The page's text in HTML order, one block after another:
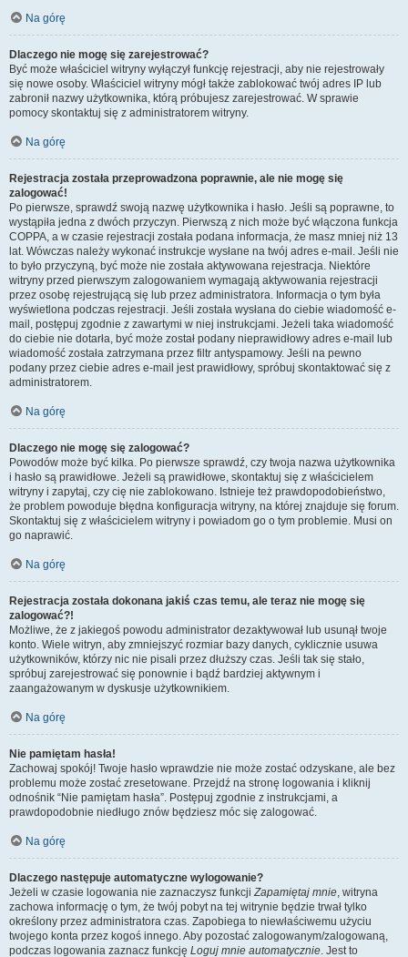
Na górę
Dlaczego nie mogę się zarejestrować?
Być może właściciel witryny wyłączył funkcję rejestracji, aby nie rejestrowały
się nowe osoby. Właściciel witryny mógł także zablokować twój adres IP lub
zabronił nazwy użytkownika, którą próbujesz zarejestrować. W sprawie
pomocy skontaktuj się z administratorem witryny.
Na górę
Rejestracja została przeprowadzona poprawnie, ale nie mogę się
zalogować!
Po pierwsze, sprawdź swoją nazwę użytkownika i hasło. Jeśli są poprawne, to
wystąpiła jedna z dwóch przyczyn. Pierwszą z nich może być włączona funkcja
COPPA, a w czasie rejestracji została podana informacja, że masz mniej niż 13
lat. Wówczas należy wykonać instrukcje wysłane na twój adres e-mail. Jeśli nie
to było przyczyną, być może nie została aktywowana rejestracja. Niektóre
witryny przed pierwszym zalogowaniem wymagają aktywowania rejestracji
przez osobę rejestrującą się lub przez administratora. Informacja o tym była
wyświetlona podczas rejestracji. Jeśli została wysłana do ciebie wiadomość e-
mail, postępuj zgodnie z zawartymi w niej instrukcjami. Jeżeli taka wiadomość
do ciebie nie dotarła, być może został podany nieprawidłowy adres e-mail lub
wiadomość została zatrzymana przez filtr antyspamowy. Jeśli na pewno
podany przez ciebie adres e-mail jest prawidłowy, spróbuj skontaktować się z
administratorem.
Na górę
Dlaczego nie mogę się zalogować?
Powodów może być kilka. Po pierwsze sprawdź, czy twoja nazwa użytkownika
i hasło są prawidłowe. Jeżeli są prawidłowe, skontaktuj się z właścicielem
witryny i zapytaj, czy cię nie zablokowano. Istnieje też prawdopodobieństwo,
że problem powoduje błędna konfiguracja witryny, na której znajduje się forum.
Skontaktuj się z właścicielem witryny i powiadom go o tym problemie. Musi on
go naprawić.
Na górę
Rejestracja została dokonana jakiś czas temu, ale teraz nie mogę się
zalogować?!
Możliwe, że z jakiegoś powodu administrator dezaktywował lub usunął twoje
konto. Wiele witryn, aby zmniejszyć rozmiar bazy danych, cyklicznie usuwa
użytkowników, którzy nic nie pisali przez dłuższy czas. Jeśli tak się stało,
spróbuj zarejestrować się ponownie i bądź bardziej aktywnym i
zaangażowanym w dyskusje użytkownikiem.
Na górę
Nie pamiętam hasła!
Zachowaj spokój! Twoje hasło wprawdzie nie może zostać odzyskane, ale bez
problemu może zostać zresetowane. Przejdź na stronę logowania i kliknij
odnośnik “Nie pamiętam hasła”. Postępuj zgodnie z instrukcjami, a
prawdopodobnie niedługo znów będziesz móc się zalogować.
Na górę
Dlaczego następuje automatyczne wylogowanie?
Jeżeli w czasie logowania nie zaznaczysz funkcjiZapamiętaj mnie, witryna
zachowa informację o tym, że twój pobyt na tej witrynie będzie trwał tylko
określony przez administratora czas. Zapobiega to niewłaściwemu użyciu
twojego konta przez kogoś innego. Aby pozostać zalogowanym/zalogowaną,
podczas logowania zaznacz funkcję Loguj mnie automatycznie. Jest to